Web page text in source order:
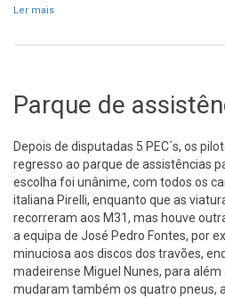
Ler mais
Parque de
Depois de disputadas 5 PEC´s, os
regresso ao parque de assistências
escolha foi unânime, com todos os
italiana Pirelli, enquanto que as
recorreram aos M31, mas houve
a equipa de José Pedro Fontes, por
minuciosa aos discos dos travões,
madeirense Miguel Nunes, para
mudaram também os quatro pneus,